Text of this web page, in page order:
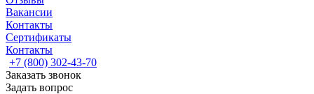
Вакансии
Контакты
Сертификаты
Контакты
+7 (800) 302-43-70
Заказать звонок
Задать вопрос